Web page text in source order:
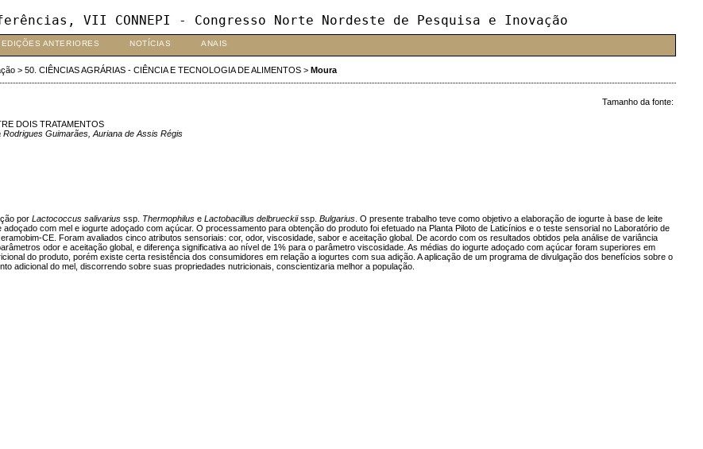
VII CONNEPI - Congresso Norte Nordeste de Pesquisa e Inovação
EDIÇÕES ANTERIORES NOTÍCIAS ANAIS
> 50. CIÊNCIAS AGRÁRIAS - CIÊNCIA E TECNOLOGIA DE ALIMENTOS> Moura
Tamanho da fonte:
DOIS TRATAMENTOS
Guimarães, Auriana de Assis Régis
por Lactococcus salivariusssp. Thermophiluse Lactobacillus delbrueckiissp. Bulgarius. O presente trabalho teve como objetivo a elaboração de iogurte à base de leite
com mel e iogurte adoçado com açúcar. O processamento para obtenção do produto foi efetuado na Planta Piloto de Laticínios e o teste sensorial no Laboratório de
CE. Foram avaliados cinco atributos sensoriais: cor, odor, viscosidade, sabor e aceitação global. De acordo com os resultados obtidos pela análise de variância
odor e aceitação global, e diferença significativa ao nível de 1% para o parâmetro viscosidade. As médias do iogurte adoçado com açúcar foram superiores em
do produto, porém existe certa resistência dos consumidores em relação a iogurtes com sua adição. A aplicação de um programa de divulgação dos benefícios sobre o
adicional do mel, discorrendo sobre suas propriedades nutricionais, conscientizaria melhor a população.